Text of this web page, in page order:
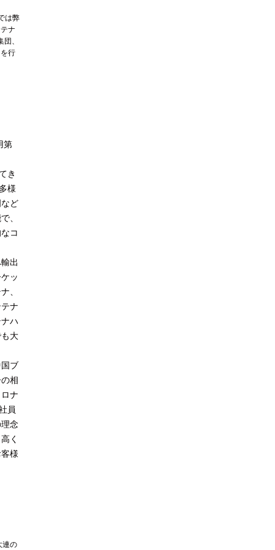
は弊
ナ
、
行
第
き
様
ど
、
コ
出
ッ
、
ナ
ハ
大
ブ
相
ナ
員
念
く
様
連の